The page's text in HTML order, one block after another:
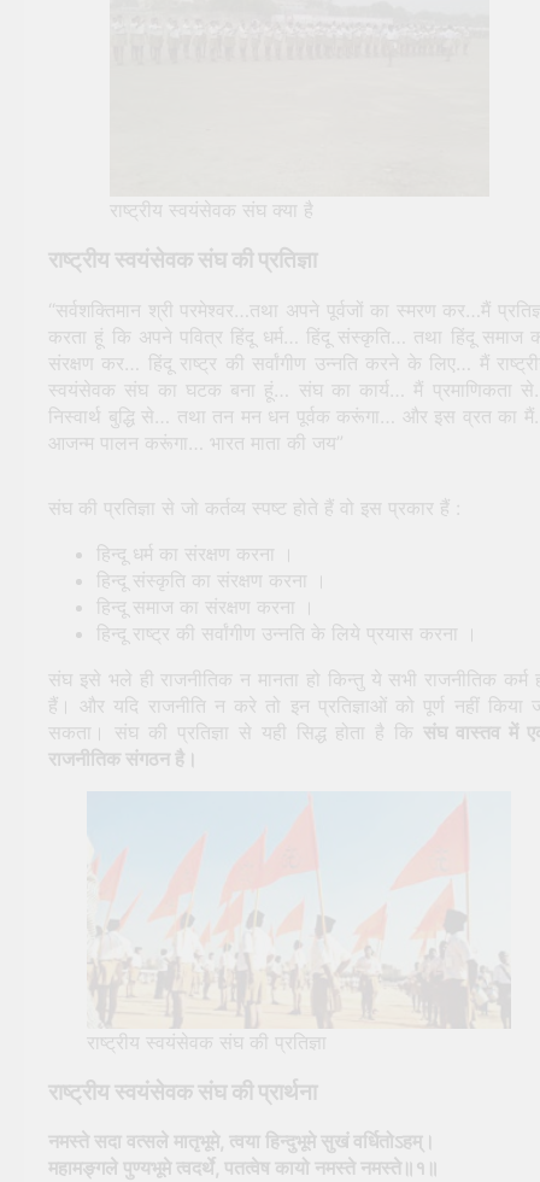
राष्ट्रीय स्वयंसेवक संघ क्या है
राष्ट्रीय स्वयंसेवक संघ की प्रतिज्ञा
“सर्वशक्तिमान श्री परमेश्वर…तथा अपने पूर्वजों का स्मरण कर…मैं
करता हूं कि अपने पवित्र हिंदू धर्म… हिंदू संस्कृति… तथा हिंदू समाज
संरक्षण कर… हिंदू राष्ट्र की सर्वांगीण उन्नति करने के लिए… मैं
स्वयंसेवक संघ का घटक बना हूं… संघ का कार्य… मैं प्रमाणिकता
निस्वार्थ बुद्धि से… तथा तन मन धन पूर्वक करूंगा… और इस व्रत का
आजन्म पालन करूंगा… भारत माता की जय”
संघ की प्रतिज्ञा से जो कर्तव्य स्पष्ट होते हैं वो इस प्रकार हैं :
हिन्दू धर्म का संरक्षण करना ।
हिन्दू संस्कृति का संरक्षण करना ।
हिन्दू समाज का संरक्षण करना ।
हिन्दू राष्ट्र की सर्वांगीण उन्नति के लिये प्रयास करना ।
संघ इसे भले ही राजनीतिक न मानता हो किन्तु ये सभी राजनीतिक कर्म
हैं। और यदि राजनीति न करे तो इन प्रतिज्ञाओं को पूर्ण नहीं किया
सकता। संघ की प्रतिज्ञा से यही सिद्ध होता है किसंघ वास्तव में
राजनीतिक संगठन है।
राष्ट्रीय स्वयंसेवक संघ की प्रतिज्ञा
राष्ट्रीय स्वयंसेवक संघ की प्रार्थना
नमस्ते सदा वत्सले मातृभूमे, त्वया हिन्दुभूमे सुखं वर्धितोऽहम्।
महामङ्गले पुण्यभूमे त्वदर्थे, पतत्वेष कायो नमस्ते नमस्ते॥१॥